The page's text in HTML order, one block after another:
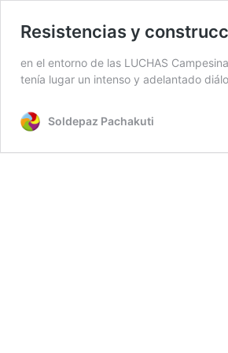
Resistencias y
en el entorno de las LUCHAS
tenía lugar un intenso y adelantado
Soldepaz Pachakuti